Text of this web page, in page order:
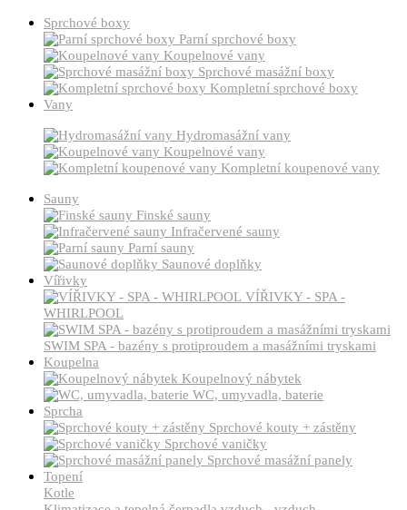
Sprchové boxy
Parní sprchové boxy
Koupelnové vany
Sprchové masážní boxy
Kompletní sprchové boxy
Vany
Hydromasážní vany
Koupelnové vany
Kompletní koupenové vany
Sauny
Finské sauny
Infračervené sauny
Parní sauny
Saunové doplňky
Vířivky
VÍŘIVKY - SPA -
WHIRLPOOL
SWIM SPA - bazény s protiproudem a masážními tryskami
Koupelna
Koupelnový nábytek
WC, umyvadla, baterie
Sprcha
Sprchové kouty + zástěny
Sprchové vaničky
Sprchové masážní panely
Topení
Kotle